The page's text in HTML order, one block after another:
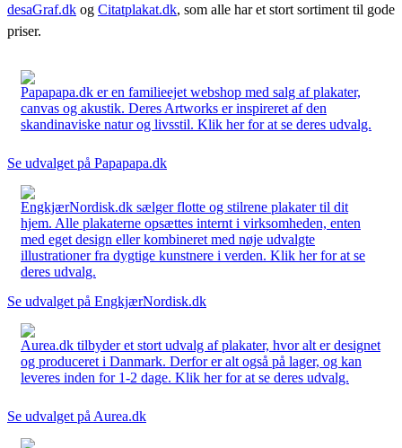
desaGraf.dk og Citatplakat.dk, som alle har et stort sortiment til gode
priser.
Papapapa.dk er en familieejet webshop med salg af plakater,
canvas og akustik. Deres Artworks er inspireret af den
skandinaviske natur og livsstil. Klik her for at se deres udvalg.
Se udvalget på Papapapa.dk
EngkjærNordisk.dk sælger flotte og stilrene plakater til dit
hjem. Alle plakaterne opsættes internt i virksomheden, enten
med eget design eller kombineret med nøje udvalgte
illustrationer fra dygtige kunstnere i verden. Klik her for at se
deres udvalg.
Se udvalget på EngkjærNordisk.dk
Aurea.dk tilbyder et stort udvalg af plakater, hvor alt er designet
og produceret i Danmark. Derfor er alt også på lager, og kan
leveres inden for 1-2 dage. Klik her for at se deres udvalg.
Se udvalget på Aurea.dk